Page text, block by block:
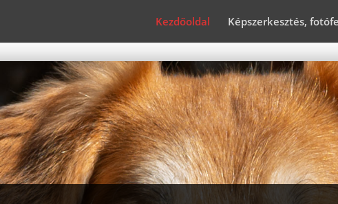
Kezdőoldal Képszerkesztés,